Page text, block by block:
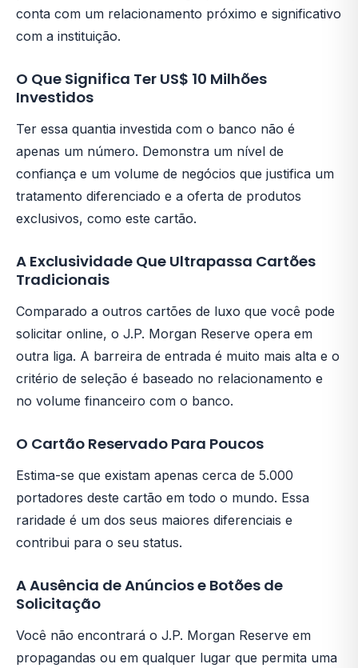
conta com um relacionamento próximo e significativo
com a instituição.
O Que Significa Ter US$ 10 Milhões
Investidos
Ter essa quantia investida com o banco não é
apenas um número. Demonstra um nível de
confiança e um volume de negócios que justifica um
tratamento diferenciado e a oferta de produtos
exclusivos, como este cartão.
A Exclusividade Que Ultrapassa Cartões
Tradicionais
Comparado a outros cartões de luxo que você pode
solicitar online, o J.P. Morgan Reserve opera em
outra liga. A barreira de entrada é muito mais alta e o
critério de seleção é baseado no relacionamento e
no volume financeiro com o banco.
O Cartão Reservado Para Poucos
Estima-se que existam apenas cerca de 5.000
portadores deste cartão em todo o mundo. Essa
raridade é um dos seus maiores diferenciais e
contribui para o seu status.
A Ausência de Anúncios e Botões de
Solicitação
Você não encontrará o J.P. Morgan Reserve em
propagandas ou em qualquer lugar que permita uma